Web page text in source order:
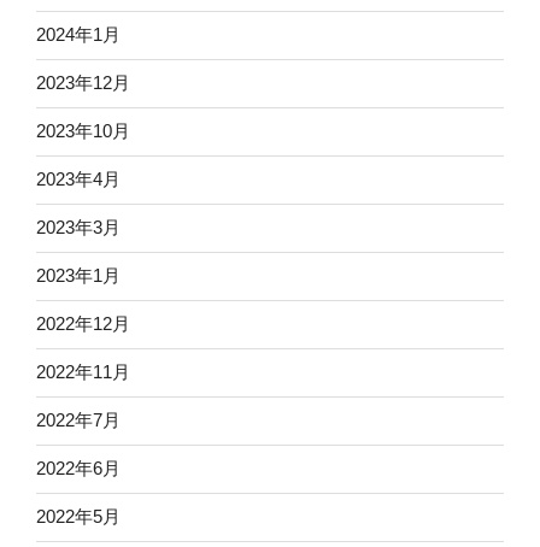
2024年1月
2023年12月
2023年10月
2023年4月
2023年3月
2023年1月
2022年12月
2022年11月
2022年7月
2022年6月
2022年5月